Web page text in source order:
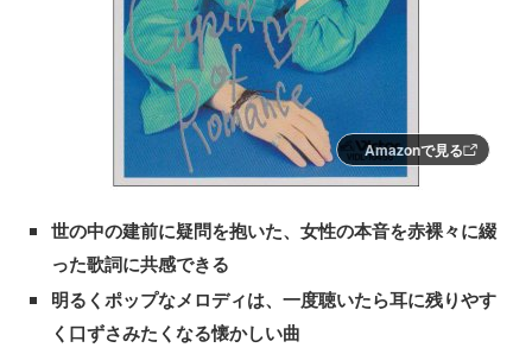
Amazonで見る
世の中の建前に疑問を抱いた、女性の本音を赤裸々に綴
った歌詞に共感できる
明るくポップなメロディは、一度聴いたら耳に残りやす
く口ずさみたくなる懐かしい曲